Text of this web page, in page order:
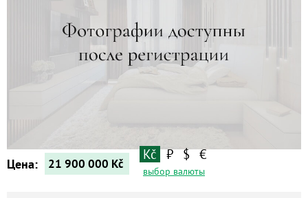
Новостройки
Коммерческие объекты
Цена: 21 900 000 Kč
Kč ₽ $ €
выбор валюты